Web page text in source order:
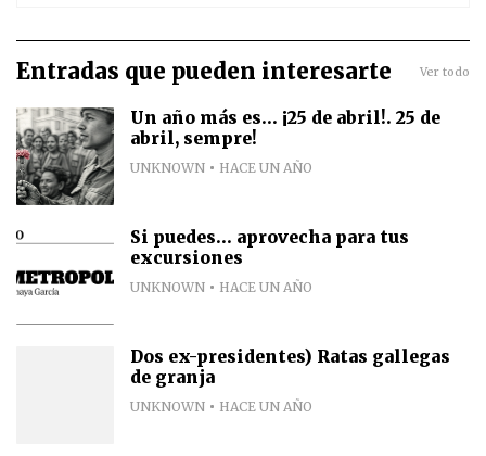
Entradas que pueden interesarte Ver todo
Un año más es... ¡25 de abril!. 25 de
abril, sempre!
UNKNOWN HACE UN AÑO
Si puedes... aprovecha para tus
excursiones
UNKNOWN HACE UN AÑO
Dos ex-presidentes) Ratas gallegas
de granja
UNKNOWN HACE UN AÑO